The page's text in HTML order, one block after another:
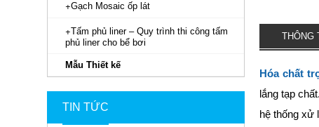
THÔNG
Hóa chất
lắng tạp
hệ thống xử
Gạch Mosaic ốp lát
Tấm phủ liner – Quy trình thi công tấm
phủ liner cho bể bơi
Mẫu Thiết kế
TIN TỨC